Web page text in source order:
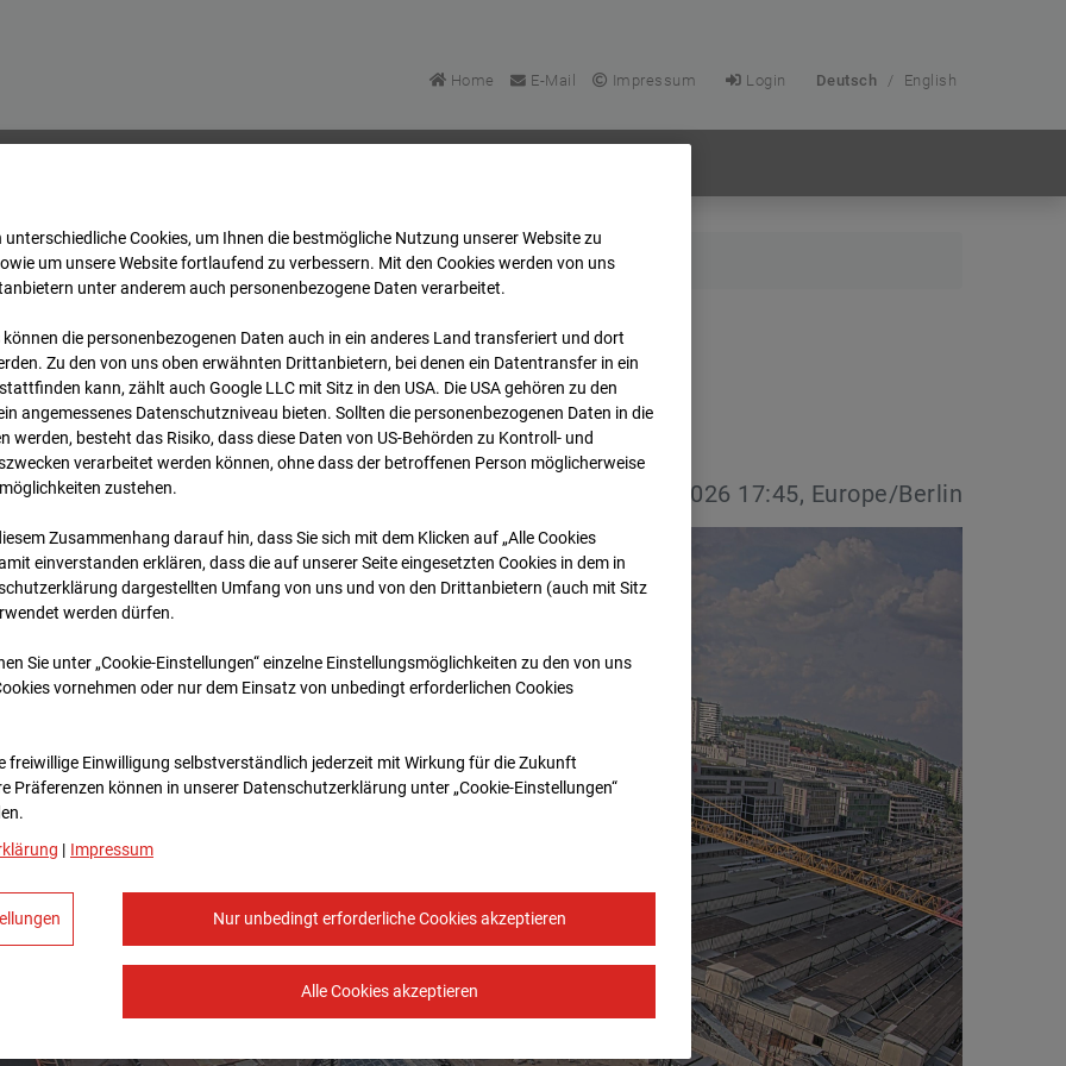
Home E-Mail Impressum Login Deutsch / English
-Cam2 Archiv 2026 07 08 17:45
-Cam2
08.07.2026 17:45, Europe/Berlin
unterschiedliche Cookies, um Ihnen die best­mögliche Nutzung unserer Website zu
um unsere Website fortlaufend zu verbessern. Mit den Cookies werden von uns
unter anderem auch personenbezogene Daten verarbeitet.
können die personenbezogenen Daten auch in ein anderes Land transferiert und dort
Zu den von uns oben erwähnten Drittanbietern, bei denen ein Datentransfer in ein
kann, zählt auch Google LLC mit Sitz in den USA. Die USA gehören zu den
angemessenes Datenschutzniveau bieten. Sollten die personenbezogenen Daten in die
werden, besteht das Risiko, dass diese Daten von US-Behörden zu Kontroll- und
verarbeitet werden können, ohne dass der betroffenen Person möglicherweise
zustehen.
Zusammenhang darauf hin, dass Sie sich mit dem Klicken auf „Alle Cookies
ein­ver­standen erklären, dass die auf unserer Seite eingesetzten Cookies in dem in
dargestellten Umfang von uns und von den Drittanbietern (auch mit Sitz
werden dürfen.
Sie unter „Cookie-Einstellungen“ einzelne Einstellungsmöglichkeiten zu den von uns
vornehmen oder nur dem Einsatz von unbedingt erforderlichen Cookies
freiwillige Einwilligung selbstverständlich jederzeit mit Wirkung für die Zukunft
Prä­fe­renzen können in unserer Datenschutzerklärung unter „Cookie-Einstellungen“
| Impressum
Nur unbedingt erforderliche Cookies akzeptieren
Alle Cookies akzeptieren